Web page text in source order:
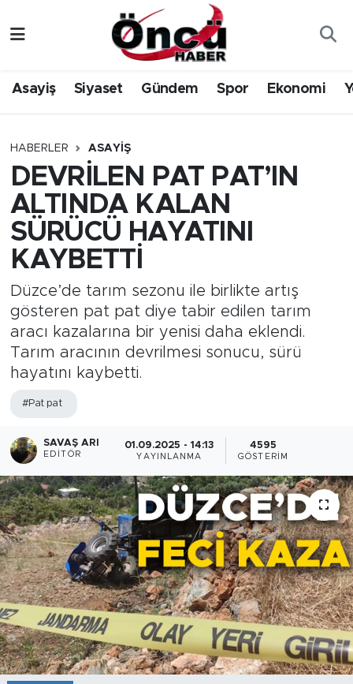
Asayiş Siyaset Gündem Spor Ekonomi
HABERLER ASAYIŞ
DEVRİLEN PAT PAT’IN
ALTINDA KALAN
SÜRÜCÜ HAYATINI
KAYBETTİ
Düzce’de tarım sezonu ile birlikte artış
gösteren pat pat diye tabir edilen tarım
aracı kazalarına bir yenisi daha eklendi.
Tarım aracının devrilmesi sonucu, sürü
hayatını kaybetti.
#Pat pat
SAVAŞ ARI
EDITÖR
01.09.2025 - 14:13
YAYINLANMA
4595
GÖSTERIM
Gündem
Sağlık & Çevre
Spor
Siyaset
Yerel Haber
Öncü TV İzle
Düzce Nöbetçi Eczaneler
Düzce Hava Durumu
Düzce Namaz Vakitleri
Düzce Trafik Yoğunluk Haritası
Süper Lig Puan Durumu ve Fikstür
Tüm Manşetler
Haber Arşivi